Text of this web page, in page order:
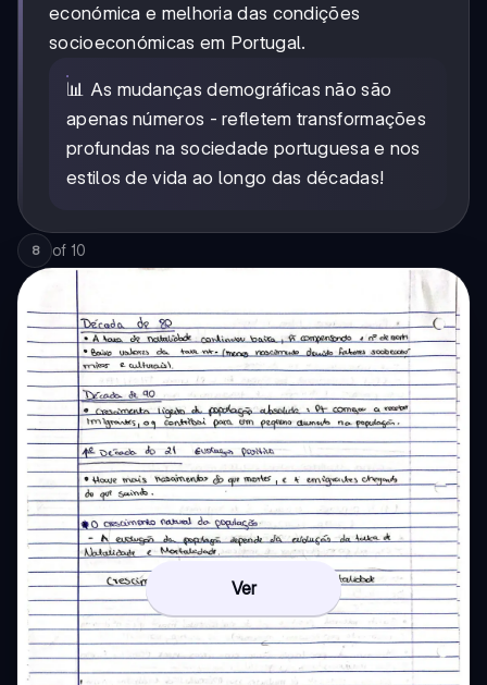
económica e melhoria das condições
socioeconómicas em Portugal.
📊 As mudanças demográficas não são
apenas números - refletem transformações
profundas na sociedade portuguesa e nos
estilos de vida ao longo das décadas!
8 of 10
Ver